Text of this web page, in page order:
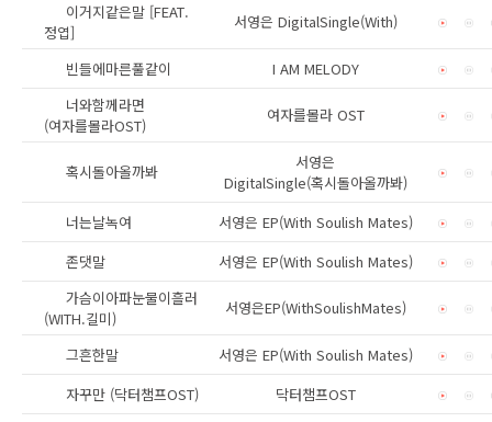
이거지같은말 [FEAT.
정엽]
서영은 DigitalSingle(With)
빈들에마른풀같이
I AM MELODY
너와함께라면
(여자를몰라OST)
여자를몰라 OST
혹시돌아올까봐
서영은
DigitalSingle(혹시돌아올까봐)
너는날녹여
서영은 EP(With Soulish Mates)
존댓말
서영은 EP(With Soulish Mates)
가슴이아파눈물이흘러
(WITH.길미)
서영은EP(WithSoulishMates)
그흔한말
서영은 EP(With Soulish Mates)
자꾸만 (닥터챔프OST)
닥터챔프OST